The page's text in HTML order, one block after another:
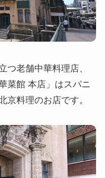
老舗中華料理店、
菜館 本店」はスパニ
京料理のお店です。